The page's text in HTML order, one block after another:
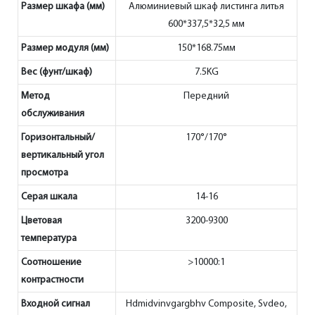
Размер шкафа (мм)
Алюминиевый шкаф листинга литья
600*337,5*32,5 мм
Размер модуля (мм) 150*168.75мм
Вес (фунт/шкаф) 7.5KG
Метод
обслуживания
Передний
Горизонтальный/
вертикальный угол
просмотра
170°/170°
Серая шкала 14-16
Цветовая
температура
3200-9300
Соотношение
контрастности
>10000:1
Входной сигнал Hdmidvinvgargbhv Composite, Svdeo,